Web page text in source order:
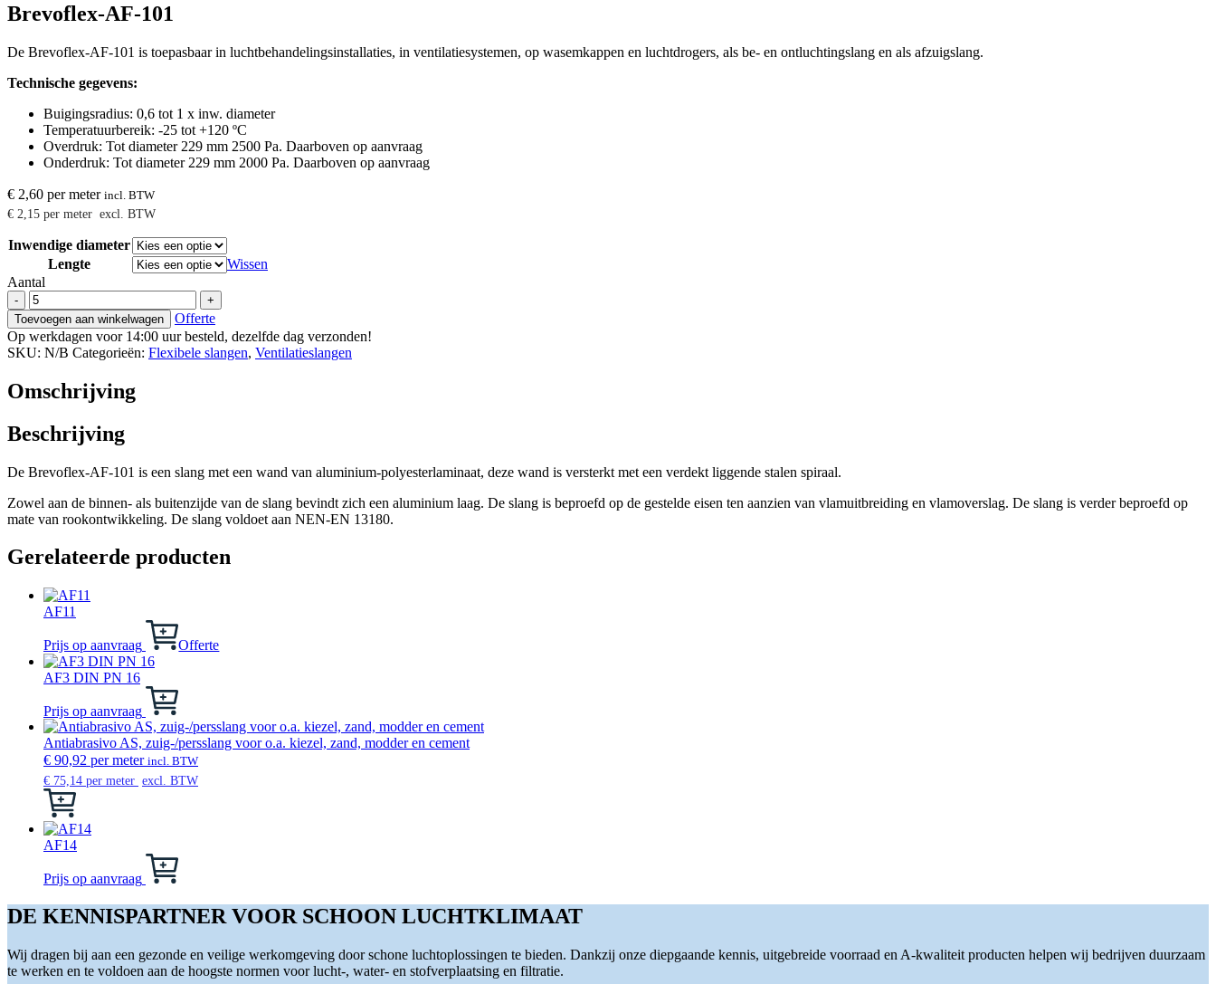
Brevoflex-AF-101
De Brevoflex-AF-101 is toepasbaar in luchtbehandelingsinstallaties, in ventilatiesystemen, op wasemkappen en luchtdrogers, als be- en ontluchtingslang en als afzuigslang.
Technische gegevens:
Buigingsradius: 0,6 tot 1 x inw. diameter
Temperatuurbereik: -25 tot +120 ºC
Overdruk: Tot diameter 229 mm 2500 Pa. Daarboven op aanvraag
Onderdruk: Tot diameter 229 mm 2000 Pa. Daarboven op aanvraag
€ 2,60 per meter incl. BTW
€ 2,15 per meter excl. BTW
Inwendige diameter
Lengte
Wissen
Aantal
-
Brevoflex-
AF-
101
aantal
+
Toevoegen aan winkelwagen
Offerte
Op werkdagen voor 14:00 uur besteld, dezelfde dag verzonden!
SKU: N/B Categorieën: Flexibele slangen, Ventilatieslangen
Omschrijving
Beschrijving
De Brevoflex-AF-101 is een slang met een wand van aluminium-polyesterlaminaat, deze wand is versterkt met een verdekt liggende stalen spiraal.
Zowel aan de binnen- als buitenzijde van de slang bevindt zich een aluminium laag. De slang is beproefd op de gestelde eisen ten aanzien van vlamuitbreiding en vlamoverslag. De slang is verder beproefd op
mate van rookontwikkeling. De slang voldoet aan NEN-EN 13180.
Gerelateerde producten
AF11
Prijs op aanvraag Offerte
AF3 DIN PN 16
Prijs op aanvraag
Dit
heeft
meerdere
variaties.
Deze
optie
op
Antiabrasivo AS, zuig-/persslang voor o.a. kiezel, zand, modder en cement
€ 90,92 per meter incl. BTW
€ 75,14 per meter excl. BTW
Dit
heeft
meerdere
Deze
kan
gekozen
op
de
AF14
Prijs op aanvraag
Dit
meerdere
variaties.
optie
kan
DE KENNISPARTNER VOOR SCHOON LUCHTKLIMAAT
Wij dragen bij aan een gezonde en veilige werkomgeving door schone luchtoplossingen te bieden. Dankzij onze diepgaande kennis, uitgebreide voorraad en A-kwaliteit producten helpen wij bedrijven duurzaam
te werken en te voldoen aan de hoogste normen voor lucht-, water- en stofverplaatsing en filtratie.